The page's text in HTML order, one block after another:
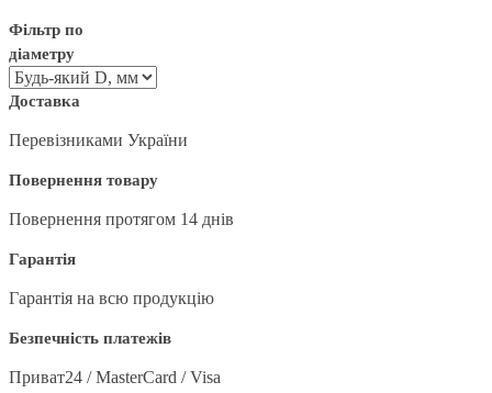
Фільтр по
діаметру
Доставка
Перевізниками України
Повернення товару
Повернення протягом 14 днів
Гарантія
Гарантія на всю продукцію
Безпечність платежів
Приват24 / MasterCard / Visa